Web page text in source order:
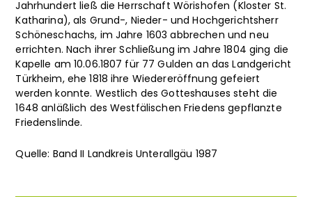
Jahrhundert ließ die Herrschaft Wörishofen (Kloster St.
Katharina), als Grund-, Nieder- und Hochgerichtsherr
Schöneschachs, im Jahre 1603 abbrechen und neu
errichten. Nach ihrer Schließung im Jahre 1804 ging die
Kapelle am 10.06.1807 für 77 Gulden an das Landgericht
Türkheim, ehe 1818 ihre Wiedereröffnung gefeiert
werden konnte. Westlich des Gotteshauses steht die
1648 anläßlich des Westfälischen Friedens gepflanzte
Friedenslinde.
Quelle: Band II Landkreis Unterallgäu 1987